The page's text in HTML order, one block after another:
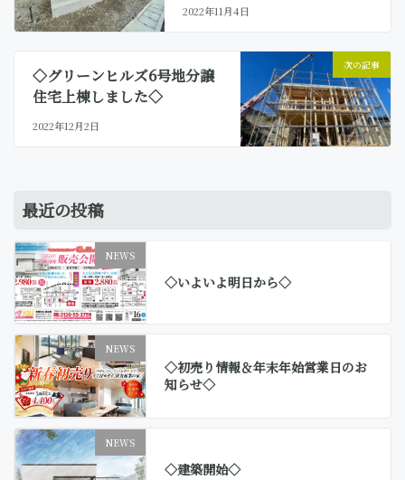
2022年11月4日
次の記事
◇グリーンヒルズ6号地分譲
住宅上棟しました◇
2022年12月2日
最近の投稿
NEWS
◇いよいよ明日から◇
NEWS
◇初売り情報＆年末年始営業日のお
知らせ◇
NEWS
◇建築開始◇